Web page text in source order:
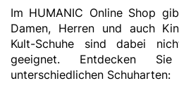
Im HUMANIC Online Shop
Damen, Herren und auch
Kult-Schuhe sind dabei
geeignet. Entdecken
unterschiedlichen Schuharten: